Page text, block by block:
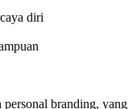
diri
branding, yang